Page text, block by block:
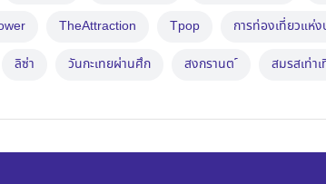
TheAttraction Tpop การท่องเที่ยวแห่ง
ลิซ่า วันกะเทยผ่านศึก สงกรานต ์ สมรสเท่า